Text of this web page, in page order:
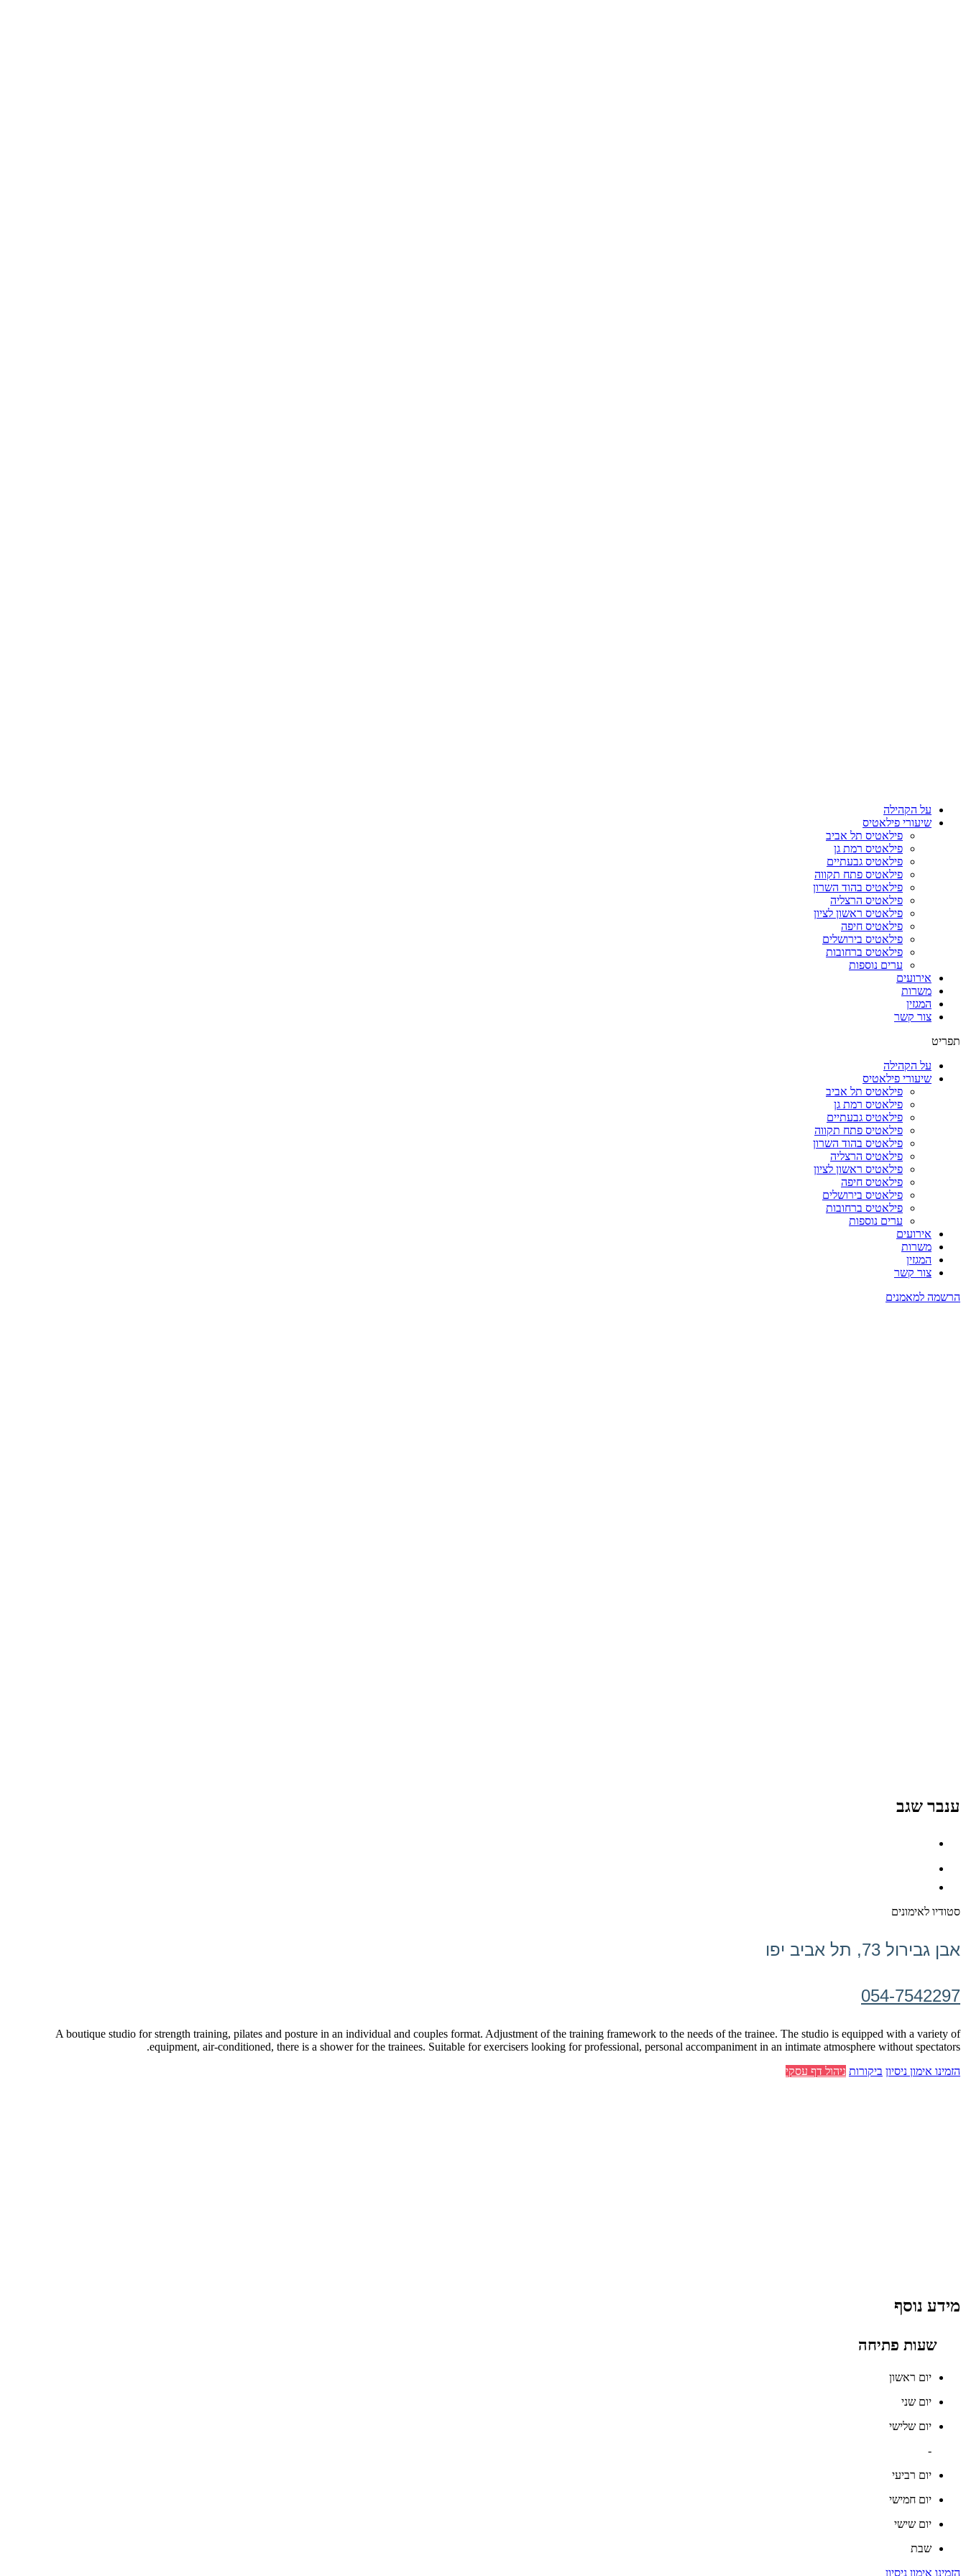
על הקהילה
שיעורי פילאטיס
פילאטיס תל אביב
פילאטיס רמת גן
פילאטיס גבעתיים
פילאטיס פתח תקווה
פילאטיס בהוד השרון
פילאטיס הרצליה
פילאטיס ראשון לציון
פילאטיס חיפה
פילאטיס בירושלים
פילאטיס ברחובות
ערים נוספות
אירועים
משרות
המגזין
צור קשר
תפריט
על הקהילה
שיעורי פילאטיס
פילאטיס תל אביב
פילאטיס רמת גן
פילאטיס גבעתיים
פילאטיס פתח תקווה
פילאטיס בהוד השרון
פילאטיס הרצליה
פילאטיס ראשון לציון
פילאטיס חיפה
פילאטיס בירושלים
פילאטיס ברחובות
ערים נוספות
אירועים
משרות
המגזין
צור קשר
הרשמה למאמנים
ענבר שגב
סטודיו לאימונים
אבן גבירול 73, תל אביב יפו
054-7542297
A boutique studio for strength training, pilates and posture in an individual and couples format. Adjustment of the training framework to the needs of the trainee. The studio is equipped with a variety of
equipment, air-conditioned, there is a shower for the trainees. Suitable for exercisers looking for professional, personal accompaniment in an intimate atmosphere without spectators.
הזמינו אימון ניסיון ביקורות ניהול דף עסקי
מידע נוסף
שעות פתיחה
יום ראשון
יום שני
יום שלישי
-
יום רביעי
יום חמישי
יום שישי
שבת
הזמינו אימון ניסיון